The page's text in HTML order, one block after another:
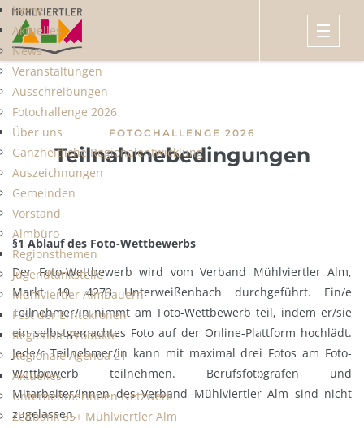
Home
Aktuelles
News
Veranstaltungen
Ausschreibungen
Fotochallenge 2026
Über uns
Ganzheitliche Regionalentwicklung
Auszeichnungen
Gemeinden
Vorstand
Almbüro
Regionsthemen
Jugendtankstelle
Mühlviertler Almbauern
Fest der Erntekronen
Regionale Produkte
Regionale Agenda 21
Aktuelles
Unternehmerinnen Netzwerk
Zeitbank 55+ Mühlviertler Alm
FOTOCHALLENGE 2026
Teilnahmebedingungen
§1 Ablauf des Foto-Wettbewerbs
Der Foto-Wettbewerb wird vom Verband Mühlviertler Alm,
Markt 19, 4273 Unterweißenbach durchgeführt. Ein/e
Teilnehmer/in nimmt am Foto-Wettbewerb teil, indem er/sie
ein selbstgemachtes Foto auf der Online-Plattform hochlädt.
Jede/r Teilnehmer/in kann mit maximal drei Fotos am Foto-
Wettbewerb teilnehmen. Berufsfotografen und
Mitarbeiter/innen des Verband Mühlviertler Alm sind nicht
zugelassen.